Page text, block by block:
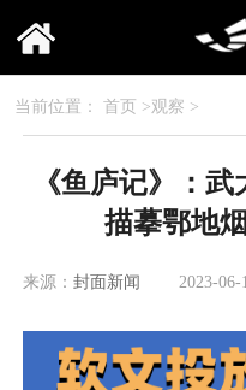
当前位置： 首页 >观察 >
《鱼庐记》：
描摹鄂地
来源： 封面新闻 2023-06-